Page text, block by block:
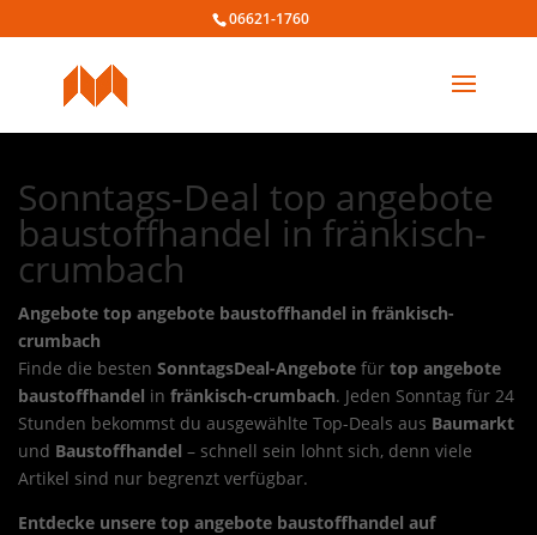
06621-1760
Sonntags-Deal top angebote
baustoffhandel in fränkisch-
crumbach
Angebote top angebote baustoffhandel in fränkisch-
crumbach
Finde die besten SonntagsDeal-Angebote für top angebote
baustoffhandel in fränkisch-crumbach. Jeden Sonntag für 24
Stunden bekommst du ausgewählte Top-Deals aus Baumarkt
und Baustoffhandel – schnell sein lohnt sich, denn viele
Artikel sind nur begrenzt verfügbar.
Entdecke unsere top angebote baustoffhandel auf